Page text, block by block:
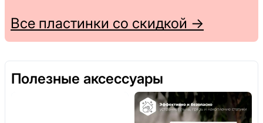
Все пластинки со скидкой →
Полезные аксессуары